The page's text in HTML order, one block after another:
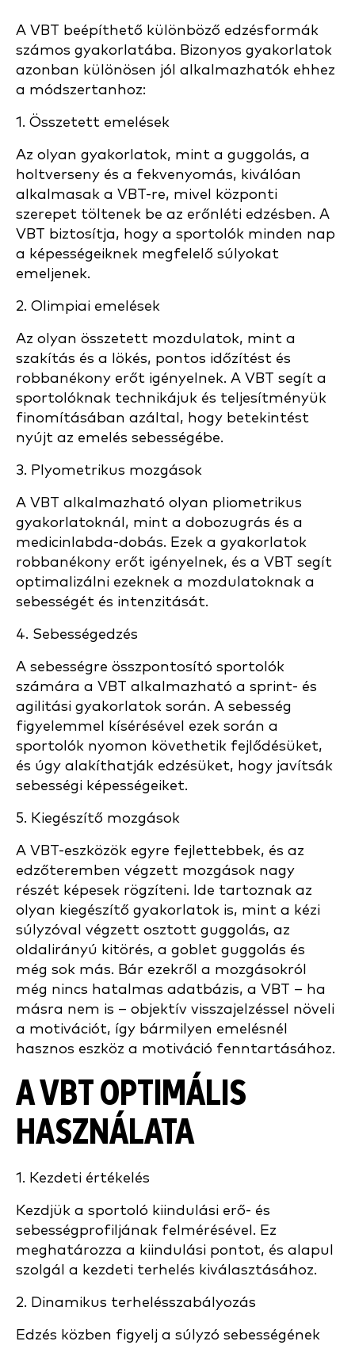
A VBT beépíthető különböző edzésformák
számos gyakorlatába. Bizonyos gyakorlatok
azonban különösen jól alkalmazhatók ehhez
a módszertanhoz:
1. Összetett emelések
Az olyan gyakorlatok, mint a guggolás, a
holtverseny és a fekvenyomás, kiválóan
alkalmasak a VBT-re, mivel központi
szerepet töltenek be az erőnléti edzésben. A
VBT biztosítja, hogy a sportolók minden nap
a képességeiknek megfelelő súlyokat
emeljenek.
2. Olimpiai emelések
Az olyan összetett mozdulatok, mint a
szakítás és a lökés, pontos időzítést és
robbanékony erőt igényelnek. A VBT segít a
sportolóknak technikájuk és teljesítményük
finomításában azáltal, hogy betekintést
nyújt az emelés sebességébe.
3. Plyometrikus mozgások
A VBT alkalmazható olyan pliometrikus
gyakorlatoknál, mint a dobozugrás és a
medicinlabda-dobás. Ezek a gyakorlatok
robbanékony erőt igényelnek, és a VBT segít
optimalizálni ezeknek a mozdulatoknak a
sebességét és intenzitását.
4. Sebességedzés
A sebességre összpontosító sportolók
számára a VBT alkalmazható a sprint- és
agilitási gyakorlatok során. A sebesség
figyelemmel kísérésével ezek során a
sportolók nyomon követhetik fejlődésüket,
és úgy alakíthatják edzésüket, hogy javítsák
sebességi képességeiket.
5. Kiegészítő mozgások
A VBT-eszközök egyre fejlettebbek, és az
edzőteremben végzett mozgások nagy
részét képesek rögzíteni. Ide tartoznak az
olyan kiegészítő gyakorlatok is, mint a kézi
súlyzóval végzett osztott guggolás, az
oldalirányú kitörés, a goblet guggolás és
még sok más. Bár ezekről a mozgásokról
még nincs hatalmas adatbázis, a VBT – ha
másra nem is – objektív visszajelzéssel növeli
a motivációt, így bármilyen emelésnél
hasznos eszköz a motiváció fenntartásához.
A VBT OPTIMÁLIS
HASZNÁLATA
1. Kezdeti értékelés
Kezdjük a sportoló kiindulási erő- és
sebességprofiljának felmérésével. Ez
meghatározza a kiindulási pontot, és alapul
szolgál a kezdeti terhelés kiválasztásához.
2. Dinamikus terhelésszabályozás
Edzés közben figyelj a súlyzó sebességének